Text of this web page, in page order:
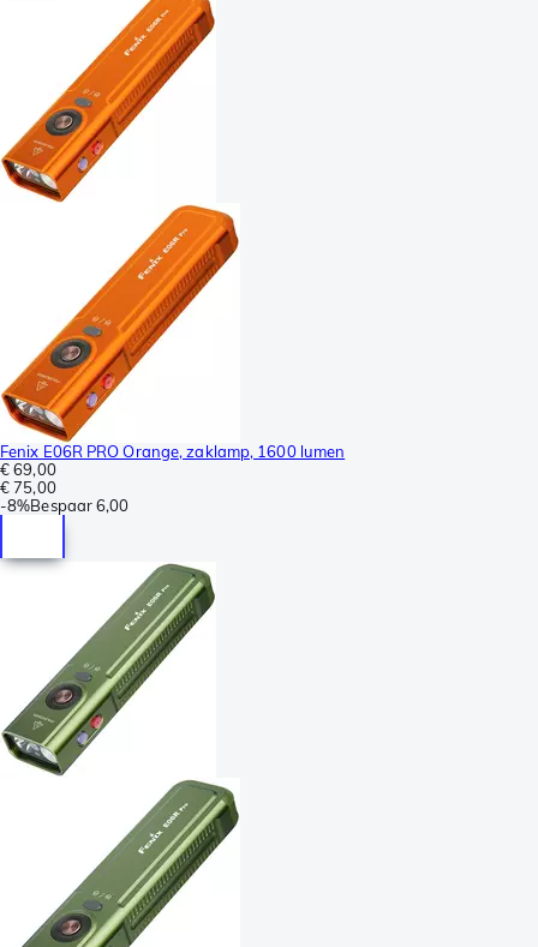
Fenix E06R PRO Orange, zaklamp, 1600 lumen
€ 69,00
€ 75,00
-8%Bespaar6,00